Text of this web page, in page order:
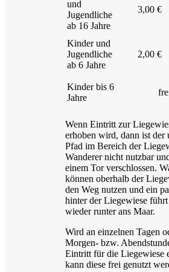
und
Jugendliche
ab 16 Jahre
3,00 €
Kinder und
Jugendliche
ab 6 Jahre
2,00 €
Kinder bis 6
Jahre
Wenn Eintritt zur
erhoben wird, dann ist der
Pfad im Bereich der
Wanderer nicht nutzbar
einem Tor verschlossen.
können oberhalb der
den Weg nutzen und ein
hinter der Liegewiese
wieder runter ans Maar.
Wird an einzelnen Tagen
Morgen- bzw.
Eintritt für die Liegewiese
kann diese frei genutzt